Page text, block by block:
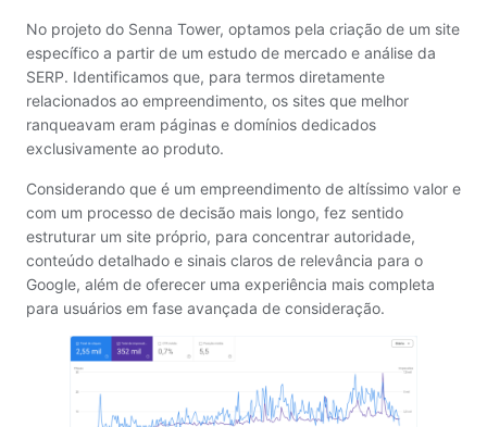
No projeto do Senna Tower, optamos pela criação de um site
específico a partir de um estudo de mercado e análise da
SERP. Identificamos que, para termos diretamente
relacionados ao empreendimento, os sites que melhor
ranqueavam eram páginas e domínios dedicados
exclusivamente ao produto.
Considerando que é um empreendimento de altíssimo valor e
com um processo de decisão mais longo, fez sentido
estruturar um site próprio, para concentrar autoridade,
conteúdo detalhado e sinais claros de relevância para o
Google, além de oferecer uma experiência mais completa
para usuários em fase avançada de consideração.